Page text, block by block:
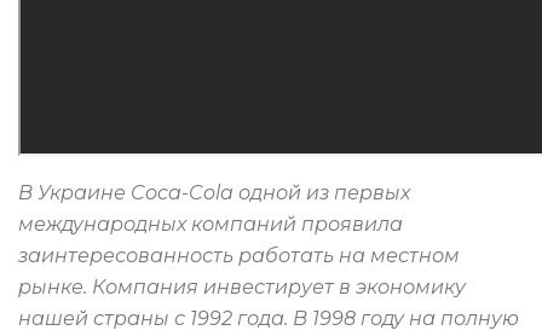
В Украине Coca-Cola одной из первых
международных компаний проявила
заинтересованность работать на местном
рынке. Компания инвестирует в экономику
нашей страны с 1992 года. В 1998 году на полную